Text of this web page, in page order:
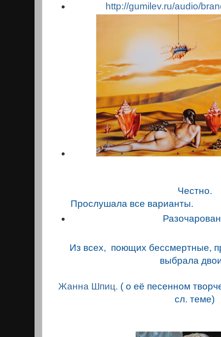
http://gumilev.ru/audio/
Честно.
Прослушала все варианты.
Из всех, поющих бессмертные,
выбрала
Жанна Шпиц. ( о её песенном
сл. теме)